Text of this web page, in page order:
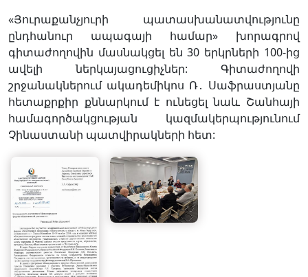
«Յուրաքանչյուրի պատասխանատվությունը
ընդհանուր ապագայի համար» խորագրով
գիտաժողովին մասնակցել են 30 երկրների 100-ից
ավելի ներկայացուցիչներ: Գիտաժողովի
շրջանակներում ակադեմիկոս Ռ․ Սաֆրաստյանը
հետաքրքիր քննարկում է ունեցել նաև Շանհայի
համագործակցության կազմակերպությունում
Չինաստանի պատվիրակների հետ: